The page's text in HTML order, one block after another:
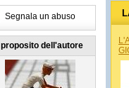
Segnala un abuso
dell'autore